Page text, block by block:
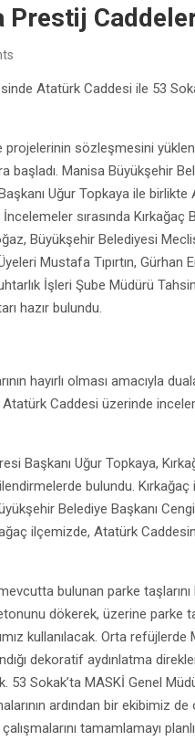
Prestij
Atatürk Caddesi ile 53
sözleşmesini
başladı. Manisa Büyükşehir
Uğur Topkaya ile
sırasında Kırkağaç
Büyükşehir Belediyesi
Mustafa Tıpırtın, Gürhan
İşleri Şube Müdürü
hazır bulundu.
hayırlı olması amacıyla
Atatürk Caddesi üzerinde
Başkanı Uğur Topkaya,
bulundu.
Belediye Başkanı
ilçemizde, Atatürk
bulunan parke taşlarını
dökerek, üzerine parke
kullanılacak. Orta
dekoratif aydınlatma
53 Sokak’ta MASKİ Genel
ardından bir ekibimiz
tamamlamayı